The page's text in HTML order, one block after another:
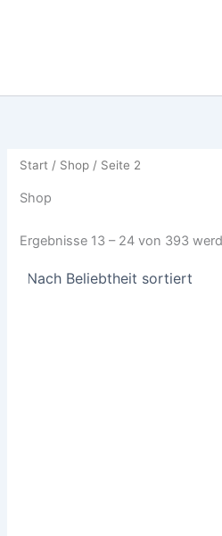
Start / Shop / Seite 2
Shop
Ergebnisse 13 – 24 von 393